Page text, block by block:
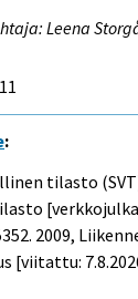
Leena
:
tilasto
2009,
[viitattu: